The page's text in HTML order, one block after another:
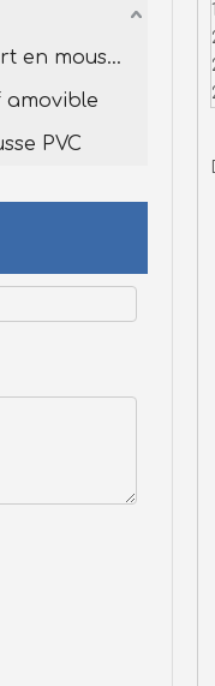
Tampon de liège avec support en mousse en PVC
amovible
PVC